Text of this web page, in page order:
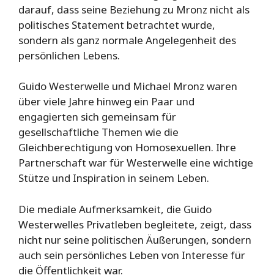
darauf, dass seine Beziehung zu Mronz nicht als
politisches Statement betrachtet wurde,
sondern als ganz normale Angelegenheit des
persönlichen Lebens.
Guido Westerwelle und Michael Mronz waren
über viele Jahre hinweg ein Paar und
engagierten sich gemeinsam für
gesellschaftliche Themen wie die
Gleichberechtigung von Homosexuellen. Ihre
Partnerschaft war für Westerwelle eine wichtige
Stütze und Inspiration in seinem Leben.
Die mediale Aufmerksamkeit, die Guido
Westerwelles Privatleben begleitete, zeigt, dass
nicht nur seine politischen Äußerungen, sondern
auch sein persönliches Leben von Interesse für
die Öffentlichkeit war.